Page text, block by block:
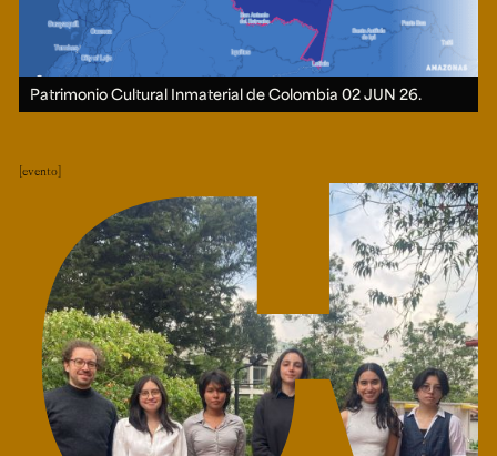
Patrimonio Cultural Inmaterial de Colombia02 JUN 26.
evento